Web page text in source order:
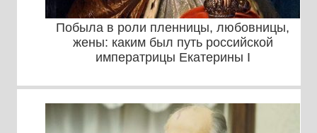
Побыла в роли пленницы, любовницы,
жены: каким был путь российской
императрицы Екатерины I